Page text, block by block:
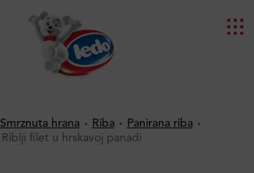
Smrznuta hrana Riba
Panirana riba
Riblji filet u hrskavoj panadi